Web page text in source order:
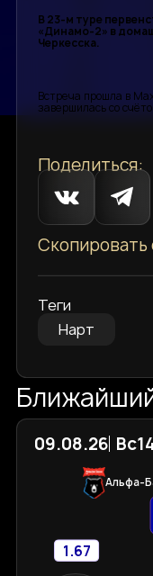
В 23-м туре
«Динамо-2» в
Черкесска.
Встреча прошла в
завершилась со
Поделиться:
Скопировать
Теги
Нарт
09.08.26 Вс
Альфа-
1.67